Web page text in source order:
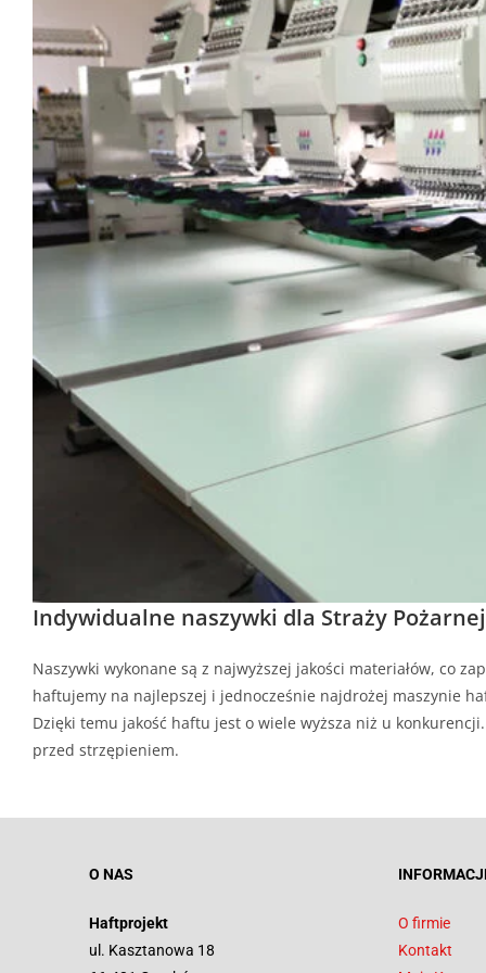
Indywidualne naszywki dla Straży
Naszywki wykonane są z najwyższej jakości materiałów, co
haftujemy na najlepszej i jednocześnie najdrożej maszynie
Dzięki temu jakość haftu jest o wiele wyższa niż u
przed strzępieniem.
O NAS
Haftprojekt
ul. Kasztanowa 18
O firmie
Kontakt